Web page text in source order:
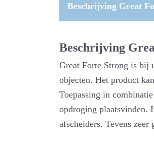
Beschrijving Great
Beschrijving
Great Forte Strong is bij
objecten. Het product
Toepassing in
opdroging plaatsvinden.
afscheiders. Tevens